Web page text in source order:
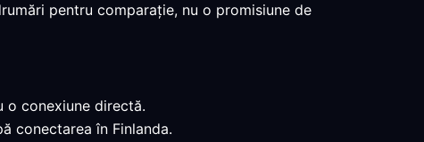
pentru comparație, nu o promisiune de
o conexiune directă.
conectarea în Finlanda.